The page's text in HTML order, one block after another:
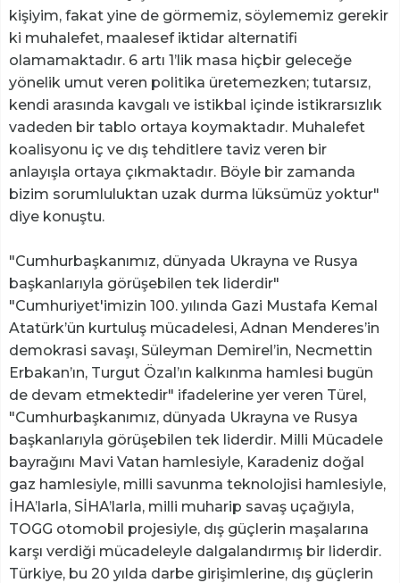
kişiyim, fakat yine de görmemiz, söylememiz gerekir
ki muhalefet, maalesef iktidar alternatifi
olamamaktadır. 6 artı 1’lik masa hiçbir geleceğe
yönelik umut veren politika üretemezken; tutarsız,
kendi arasında kavgalı ve istikbal içinde istikrarsızlık
vadeden bir tablo ortaya koymaktadır. Muhalefet
koalisyonu iç ve dış tehditlere taviz veren bir
anlayışla ortaya çıkmaktadır. Böyle bir zamanda
bizim sorumluluktan uzak durma lüksümüz yoktur"
diye konuştu.
"Cumhurbaşkanımız, dünyada Ukrayna ve Rusya
başkanlarıyla görüşebilen tek liderdir"
"Cumhuriyet'imizin 100. yılında Gazi Mustafa Kemal
Atatürk’ün kurtuluş mücadelesi, Adnan Menderes’in
demokrasi savaşı, Süleyman Demirel’in, Necmettin
Erbakan’ın, Turgut Özal’ın kalkınma hamlesi bugün
de devam etmektedir" ifadelerine yer veren Türel,
"Cumhurbaşkanımız, dünyada Ukrayna ve Rusya
başkanlarıyla görüşebilen tek liderdir. Milli Mücadele
bayrağını Mavi Vatan hamlesiyle, Karadeniz doğal
gaz hamlesiyle, milli savunma teknolojisi hamlesiyle,
İHA’larla, SİHA’larla, milli muharip savaş uçağıyla,
TOGG otomobil projesiyle, dış güçlerin maşalarına
karşı verdiği mücadeleyle dalgalandırmış bir liderdir.
Türkiye, bu 20 yılda darbe girişimlerine, dış güçlerin